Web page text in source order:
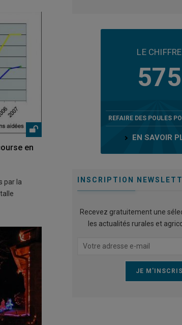
en
par la
LE CHIFFRE
575
REFAIRE DES POULES
EN SAVOIR
INSCRIPTION
Recevez gratuitement une
les actualités rurales et